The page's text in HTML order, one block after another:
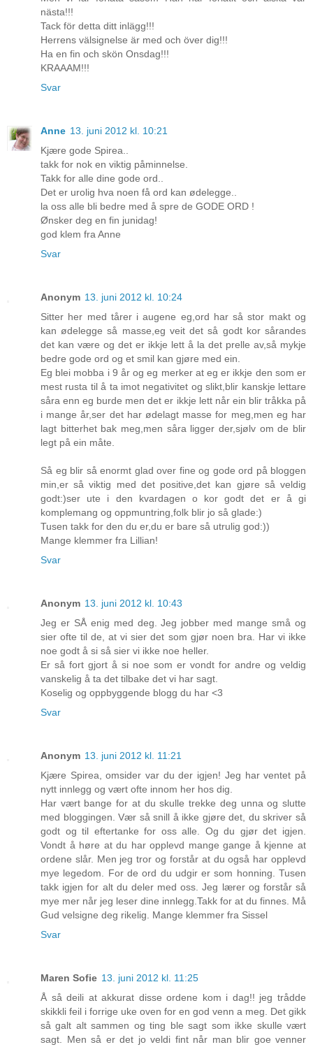
nästa!!!
Tack för detta ditt inlägg!!!
Herrens välsignelse är med och över dig!!!
Ha en fin och skön Onsdag!!!
KRAAAM!!!
Svar
Anne 13. juni 2012 kl. 10:21
Kjære gode Spirea..
takk for nok en viktig påminnelse.
Takk for alle dine gode ord..
Det er urolig hva noen få ord kan ødelegge..
la oss alle bli bedre med å spre de GODE ORD !
Ønsker deg en fin junidag!
god klem fra Anne
Svar
Anonym 13. juni 2012 kl. 10:24
Sitter her med tårer i augene eg,ord har så stor makt og
kan ødelegge så masse,eg veit det så godt kor sårandes
det kan være og det er ikkje lett å la det prelle av,så mykje
bedre gode ord og et smil kan gjøre med ein.
Eg blei mobba i 9 år og eg merker at eg er ikkje den som er
mest rusta til å ta imot negativitet og slikt,blir kanskje lettare
såra enn eg burde men det er ikkje lett når ein blir tråkka på
i mange år,ser det har ødelagt masse for meg,men eg har
lagt bitterhet bak meg,men såra ligger der,sjølv om de blir
legt på ein måte.
Så eg blir så enormt glad over fine og gode ord på bloggen
min,er så viktig med det positive,det kan gjøre så veldig
godt:)ser ute i den kvardagen o kor godt det er å gi
komplemang og oppmuntring,folk blir jo så glade:)
Tusen takk for den du er,du er bare så utrulig god:))
Mange klemmer fra Lillian!
Svar
Anonym 13. juni 2012 kl. 10:43
Jeg er SÅ enig med deg. Jeg jobber med mange små og
sier ofte til de, at vi sier det som gjør noen bra. Har vi ikke
noe godt å si så sier vi ikke noe heller.
Er så fort gjort å si noe som er vondt for andre og veldig
vanskelig å ta det tilbake det vi har sagt.
Koselig og oppbyggende blogg du har <3
Svar
Anonym 13. juni 2012 kl. 11:21
Kjære Spirea, omsider var du der igjen! Jeg har ventet på
nytt innlegg og vært ofte innom her hos dig.
Har vært bange for at du skulle trekke deg unna og slutte
med bloggingen. Vær så snill å ikke gjøre det, du skriver så
godt og til eftertanke for oss alle. Og du gjør det igjen.
Vondt å høre at du har opplevd mange gange å kjenne at
ordene slår. Men jeg tror og forstår at du også har opplevd
mye legedom. For de ord du udgir er som honning. Tusen
takk igjen for alt du deler med oss. Jeg lærer og forstår så
mye mer når jeg leser dine innlegg.Takk for at du finnes. Må
Gud velsigne deg rikelig. Mange klemmer fra Sissel
Svar
Maren Sofie 13. juni 2012 kl. 11:25
Å så deili at akkurat disse ordene kom i dag!! jeg trådde
skikkli feil i forrige uke oven for en god venn a meg. Det gikk
så galt alt sammen og ting ble sagt som ikke skulle vært
sagt. Men så er det jo veldi fint når man blir goe venner